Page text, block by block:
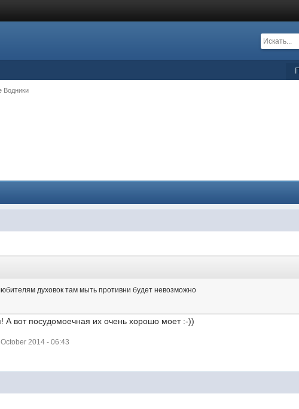
Водники
духовок там мыть противни будет невозможно
вот посудомоечная их очень хорошо моет :-))
2014 - 06:43